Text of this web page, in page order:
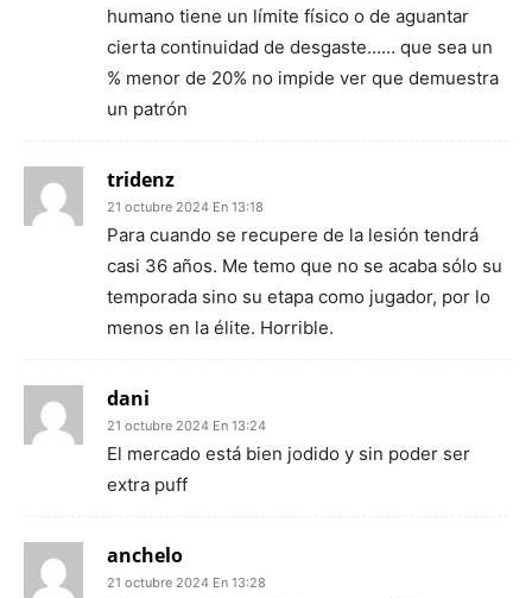
humano tiene un límite físico o de aguantar
cierta continuidad de desgaste…… que sea un
% menor de 20% no impide ver que demuestra
un patrón
tridenz
21 octubre 2024 En 13:18
Para cuando se recupere de la lesión tendrá
casi 36 años. Me temo que no se acaba sólo su
temporada sino su etapa como jugador, por lo
menos en la élite. Horrible.
dani
21 octubre 2024 En 13:24
El mercado está bien jodido y sin poder ser
extra puff
anchelo
21 octubre 2024 En 13:28